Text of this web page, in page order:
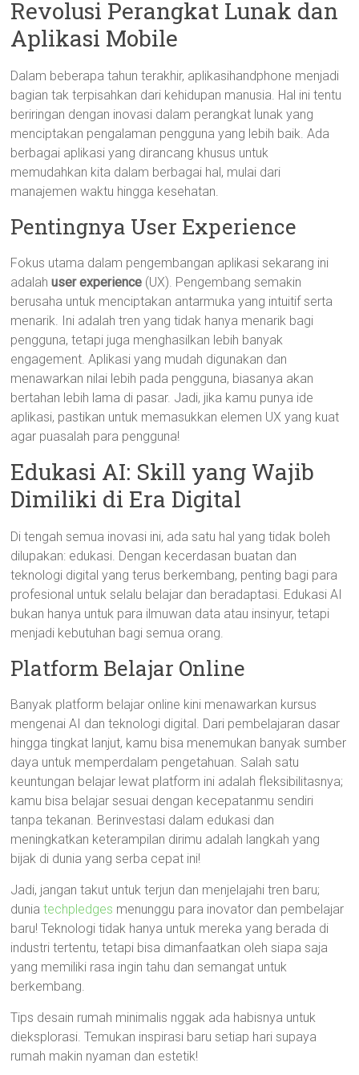
Revolusi Perangkat Lunak dan
Aplikasi Mobile
Dalam beberapa tahun terakhir, aplikasihandphone menjadi
bagian tak terpisahkan dari kehidupan manusia. Hal ini tentu
beriringan dengan inovasi dalam perangkat lunak yang
menciptakan pengalaman pengguna yang lebih baik. Ada
berbagai aplikasi yang dirancang khusus untuk
memudahkan kita dalam berbagai hal, mulai dari
manajemen waktu hingga kesehatan.
Pentingnya User Experience
Fokus utama dalam pengembangan aplikasi sekarang ini
adalahuser experience (UX). Pengembang semakin
berusaha untuk menciptakan antarmuka yang intuitif serta
menarik. Ini adalah tren yang tidak hanya menarik bagi
pengguna, tetapi juga menghasilkan lebih banyak
engagement. Aplikasi yang mudah digunakan dan
menawarkan nilai lebih pada pengguna, biasanya akan
bertahan lebih lama di pasar. Jadi, jika kamu punya ide
aplikasi, pastikan untuk memasukkan elemen UX yang kuat
agar puasalah para pengguna!
Edukasi AI: Skill yang Wajib
Dimiliki di Era Digital
Di tengah semua inovasi ini, ada satu hal yang tidak boleh
dilupakan: edukasi. Dengan kecerdasan buatan dan
teknologi digital yang terus berkembang, penting bagi para
profesional untuk selalu belajar dan beradaptasi. Edukasi AI
bukan hanya untuk para ilmuwan data atau insinyur, tetapi
menjadi kebutuhan bagi semua orang.
Platform Belajar Online
Banyak platform belajar online kini menawarkan kursus
mengenai AI dan teknologi digital. Dari pembelajaran dasar
hingga tingkat lanjut, kamu bisa menemukan banyak sumber
daya untuk memperdalam pengetahuan. Salah satu
keuntungan belajar lewat platform ini adalah fleksibilitasnya;
kamu bisa belajar sesuai dengan kecepatanmu sendiri
tanpa tekanan. Berinvestasi dalam edukasi dan
meningkatkan keterampilan dirimu adalah langkah yang
bijak di dunia yang serba cepat ini!
Jadi, jangan takut untuk terjun dan menjelajahi tren baru;
duniatechpledges menunggu para inovator dan pembelajar
baru! Teknologi tidak hanya untuk mereka yang berada di
industri tertentu, tetapi bisa dimanfaatkan oleh siapa saja
yang memiliki rasa ingin tahu dan semangat untuk
berkembang.
Tips desain rumah minimalis nggak ada habisnya untuk
dieksplorasi. Temukan inspirasi baru setiap hari supaya
rumah makin nyaman dan estetik!